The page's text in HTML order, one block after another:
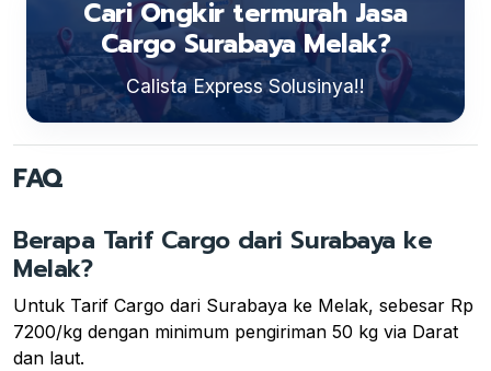
Cari Ongkir termurah Jasa
Cargo Surabaya Melak?
Calista Express Solusinya!!
FAQ
Berapa Tarif Cargo dari Surabaya ke
Melak?
Untuk Tarif Cargo dari Surabaya ke Melak, sebesar Rp
7200/kg dengan minimum pengiriman 50 kg via Darat
dan laut.